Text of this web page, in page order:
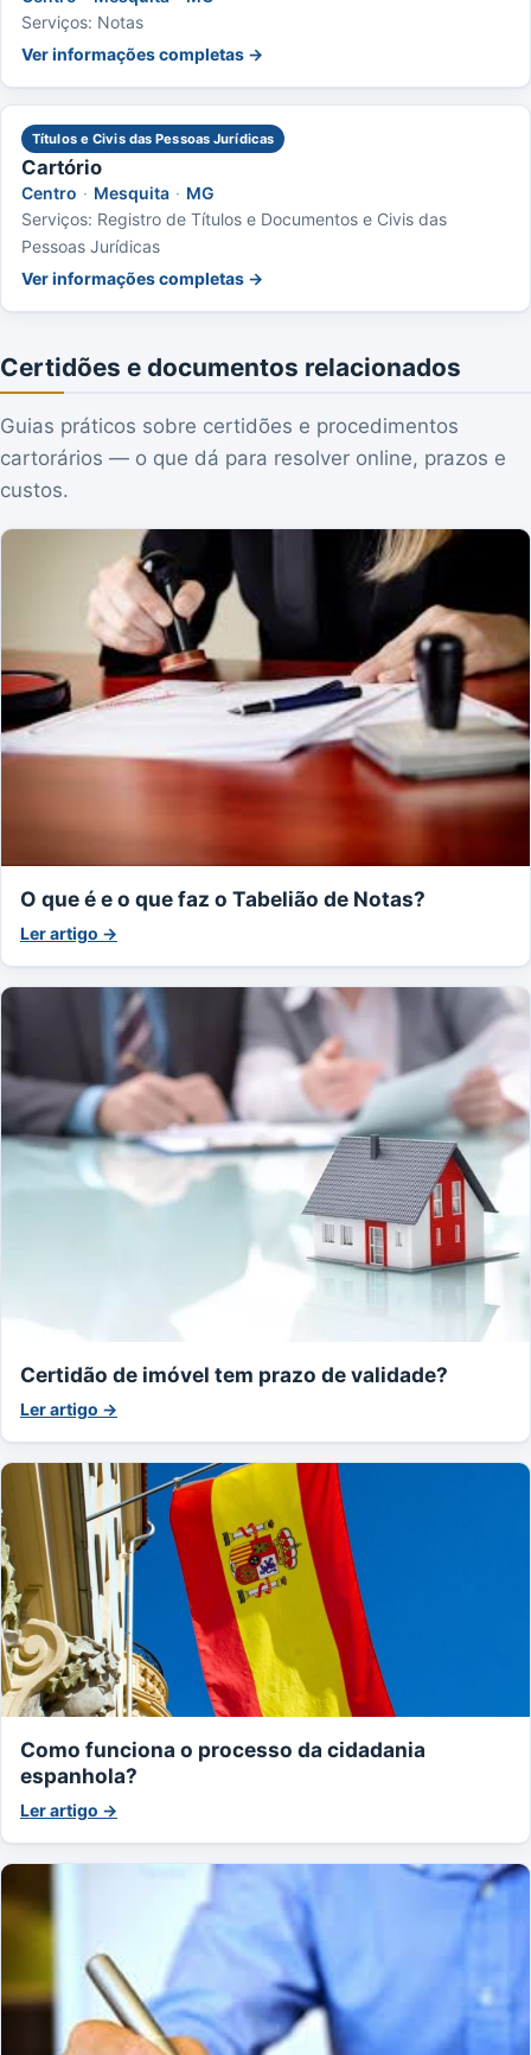
Serviços: Notas
Ver informações completas →
Títulos e Civis das Pessoas Jurídicas
Cartório
Centro · Mesquita · MG
Serviços: Registro de Títulos e Documentos e Civis das
Pessoas Jurídicas
Ver informações completas →
Certidões e documentos relacionados
Guias práticos sobre certidões e procedimentos
cartorários — o que dá para resolver online, prazos e
custos.
O que é e o que faz o Tabelião de Notas?
Ler artigo →
Certidão de imóvel tem prazo de validade?
Ler artigo →
Como funciona o processo da cidadania
espanhola?
Ler artigo →